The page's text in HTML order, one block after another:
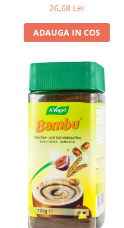
26,68 Lei
ADAUGA IN COS